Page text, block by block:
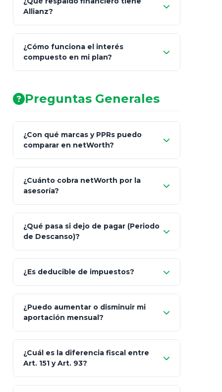
Allianz?
AA (Muy Fuerte)
¿Cómo funciona el interés
compuesto en mi plan?
Preguntas Generales
¿Con qué marcas y PPRs puedo
comparar en netWorth?
GNP (Proyecta)
Seguros Monterrey
Skandia (Crea)
MetLife (MetaLife)
Prudential
¿Cuánto cobra netWorth por la
asesoría?
¿Qué pasa si dejo de pagar (Periodo
de Descanso)?
¿Es deducible de impuestos?
¿Puedo aumentar o disminuir mi
aportación mensual?
¿Cuál es la diferencia fiscal entre
Art. 151 y Art. 93?